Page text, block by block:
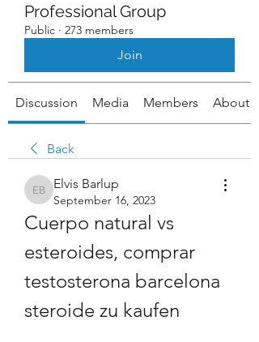
Professional Group
Public · 273 members
Join
Discussion Media Members About
Back
Elvis Barlup
Elvis Barlup
September 16, 2023
Cuerpo natural vs
esteroides, comprar
testosterona barcelona
steroide zu kaufen